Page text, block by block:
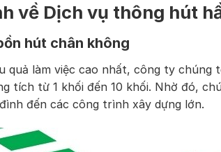
về Dịch vụ thông hút
hút chân không
quả làm việc cao nhất, công ty
tích từ 1 khối đến 10 khối. Nhờ đó,
đến các công trình xây dựng lớn.